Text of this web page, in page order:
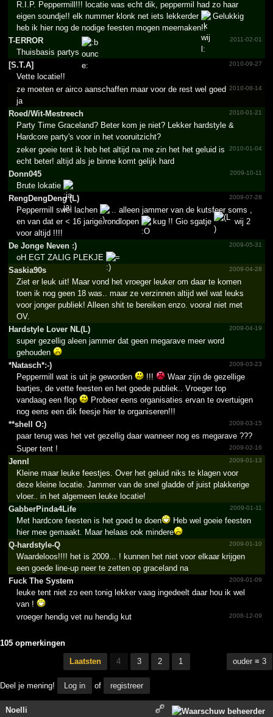
R.I.P. Peppermill!!! locatie was echt dik, peppermil had zo haar
eigen soundje!! elk nummer klonk net iets lekkerder
Gelukkig
heb ik hier nog de nodige feesten mogen meemaken!!
T-ERROR
2011-02-01
Thuisbasis partys
[S.T.A]
2010-09-27
Vette locatie!!
2010-08-14
ze moeten er airco aanschaffen maar voor de rest wel goed
ja
Roed/­Wit-Mestreech
2010-01-21
Party Time Graceland? Beter kom je niet? Lekker hardstyle &
Hardcore party's voor in het vooruitzicht?
2010-01-04
zeker goeie tent ik heb het altijd na me zin het het geluid is
echt beter! altijd als je binne komt gelijk hard
Donn045
2009-10-11
Brute lokatie
RengDe­ngDeng (L)
2009-07-28
Peppermill swel lachen
.. alleen jammer van de kutsfeer soms ,
en van dat er < 16 jarige rondlopen
kug !! Gio sgatje
wij 2
voor altijd !!!!
De Jonge Neven :)
2009-05-31
oH EGT ZALIG PLEKJE
=
Saskia90s
2009-04-28
Ziet er leuk uit! Maar vond het vroeger leuker om daar te komen
toen ik nog geen 18 was.. maar ze verzinnen altijd wel wat leuks
voor jonger publiek! Alleen shit te bereiken enzo. vooral niet met
OV.
Hardstyle Lover NL(L)
2009-04-19
super gezellig aleen jammer dat geen megarave meer word
gehouden
*Natasch*:-)
2009-03-23
Peppermill wat is uit je geworden !!!
Waar zijn de gezellige
bartjes, de vette feesten en het goede publiek.. Vroeger top
vandaag een flop
Probeer eens organisaties ervan te overtuigen
nog eens een dik feesje hier te organiseren!!!
**shell O:)
2009-03-15
paar terug was het vet gezellig daar wanneer nog es megarave ???
2009-02-16
Super tent !
Jennl
2009-01-13
Kleine maar leuke feestjes. Over het geluid niks te klagen voor
deze kleine locatie. Jammer van de snel gladde of juist plakkerige
vloer.. in het algemeen leuke locatie!
Gabber­Pinda4­Life
2009-01-11
Met hardcore feesten is het goed te doen
Heb wel goeie feesten
hier mee gemaakt. Maar helaas ook mindere
Q-hardstyle-Q
2009-01-10
Waardeloos!!!! het is 2009... ! kunnen het niet voor elkaar krijgen
een goede line-up neer te zetten op graceland na
Fuck The System
2009-01-09
leuke tent niet zo een tonig lekker vaag ingedeelt daar hou ik wel
van !
2008-12-09
vroeger hendig vet nu hendig kut
105 opmerkingen
Laatsten 4 3 2 1 ouder ≡ 3
Deel je mening! Log in of registreer
Noelli